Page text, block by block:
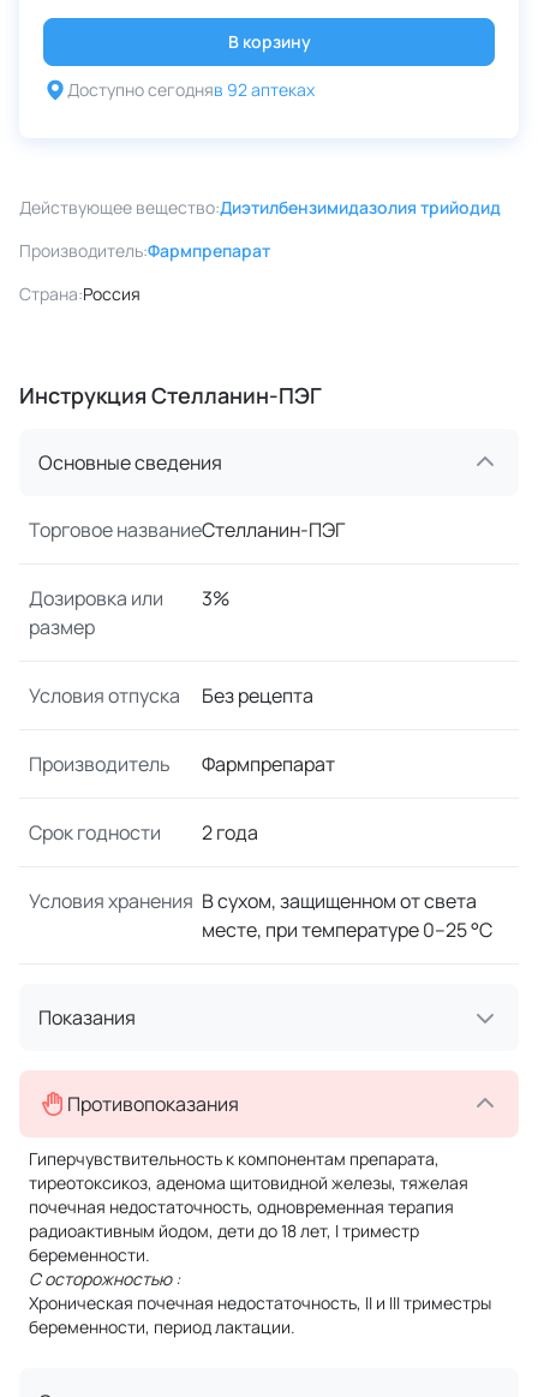
В корзину
Доступно сегодняв 92 аптеках
Действующее вещество:Диэтилбензимидазолия трийодид
Производитель:Фармпрепарат
Страна:Россия
Инструкция Стелланин-ПЭГ
Основные сведения
Торговое названиеСтелланин-ПЭГ
Дозировка или
размер
3%
Условия отпуска Без рецепта
Производитель Фармпрепарат
Срок годности 2 года
Условия хранения В сухом, защищенном от света
месте, при температуре 0–25 °C
Показания
Противопоказания
Гиперчувствительность к компонентам препарата,
тиреотоксикоз, аденома щитовидной железы, тяжелая
почечная недостаточность, одновременная терапия
радиоактивным йодом, дети до 18 лет, I триместр
беременности.
С осторожностью :
Хроническая почечная недостаточность, II и III триместры
беременности, период лактации.